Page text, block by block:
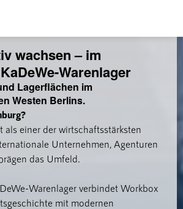
wachsen – im
Warenlager
Lagerflächen im
Westen Berlins.
als einer der wirtschaftsstärksten
Unternehmen, Agenturen
das Umfeld.
Warenlager verbindet Workbox
mit modernen